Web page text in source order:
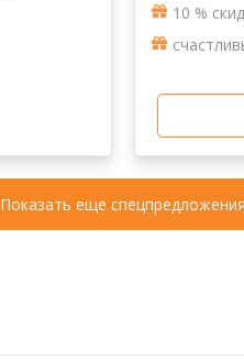
10 %
Показать еще спецпредложения